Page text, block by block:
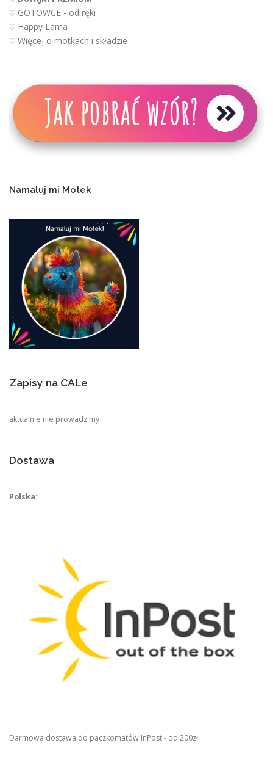
♡ GOTOWCE - od ręki
♡ Happy Lama
♡ Więcej o motkach i składzie
Namaluj mi Motek
Zapisy na CALe
aktualnie nie prowadzimy
Dostawa
Polska:
Darmowa dostawa do paczkomatów InPost - od 200zł